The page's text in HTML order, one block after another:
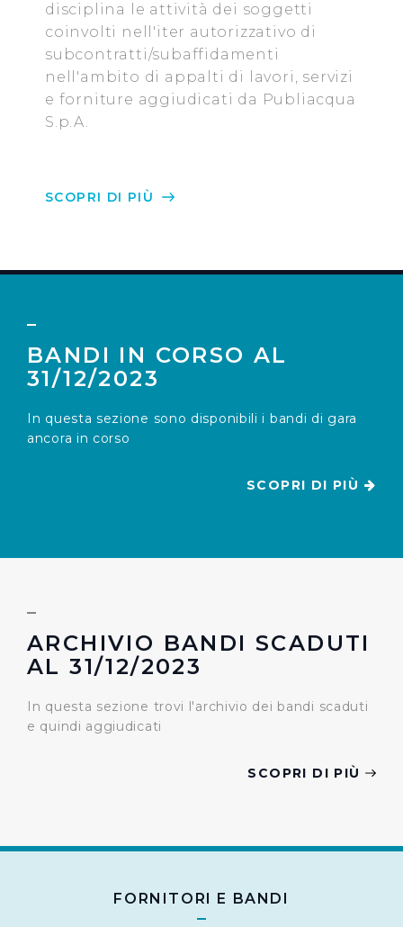
disciplina le attività dei soggetti
coinvolti nell'iter autorizzativo di
subcontratti/subaffidamenti
nell'ambito di appalti di lavori, servizi
e forniture aggiudicati da Publiacqua
S.p.A.
SCOPRI DI PIÙ
BANDI IN CORSO AL
31/12/2023
In questa sezione sono disponibili i bandi di gara
ancora in corso
SCOPRI DI PIÙ
ARCHIVIO BANDI SCADUTI
AL 31/12/2023
In questa sezione trovi l'archivio dei bandi scaduti
e quindi aggiudicati
SCOPRI DI PIÙ
FORNITORI E BANDI